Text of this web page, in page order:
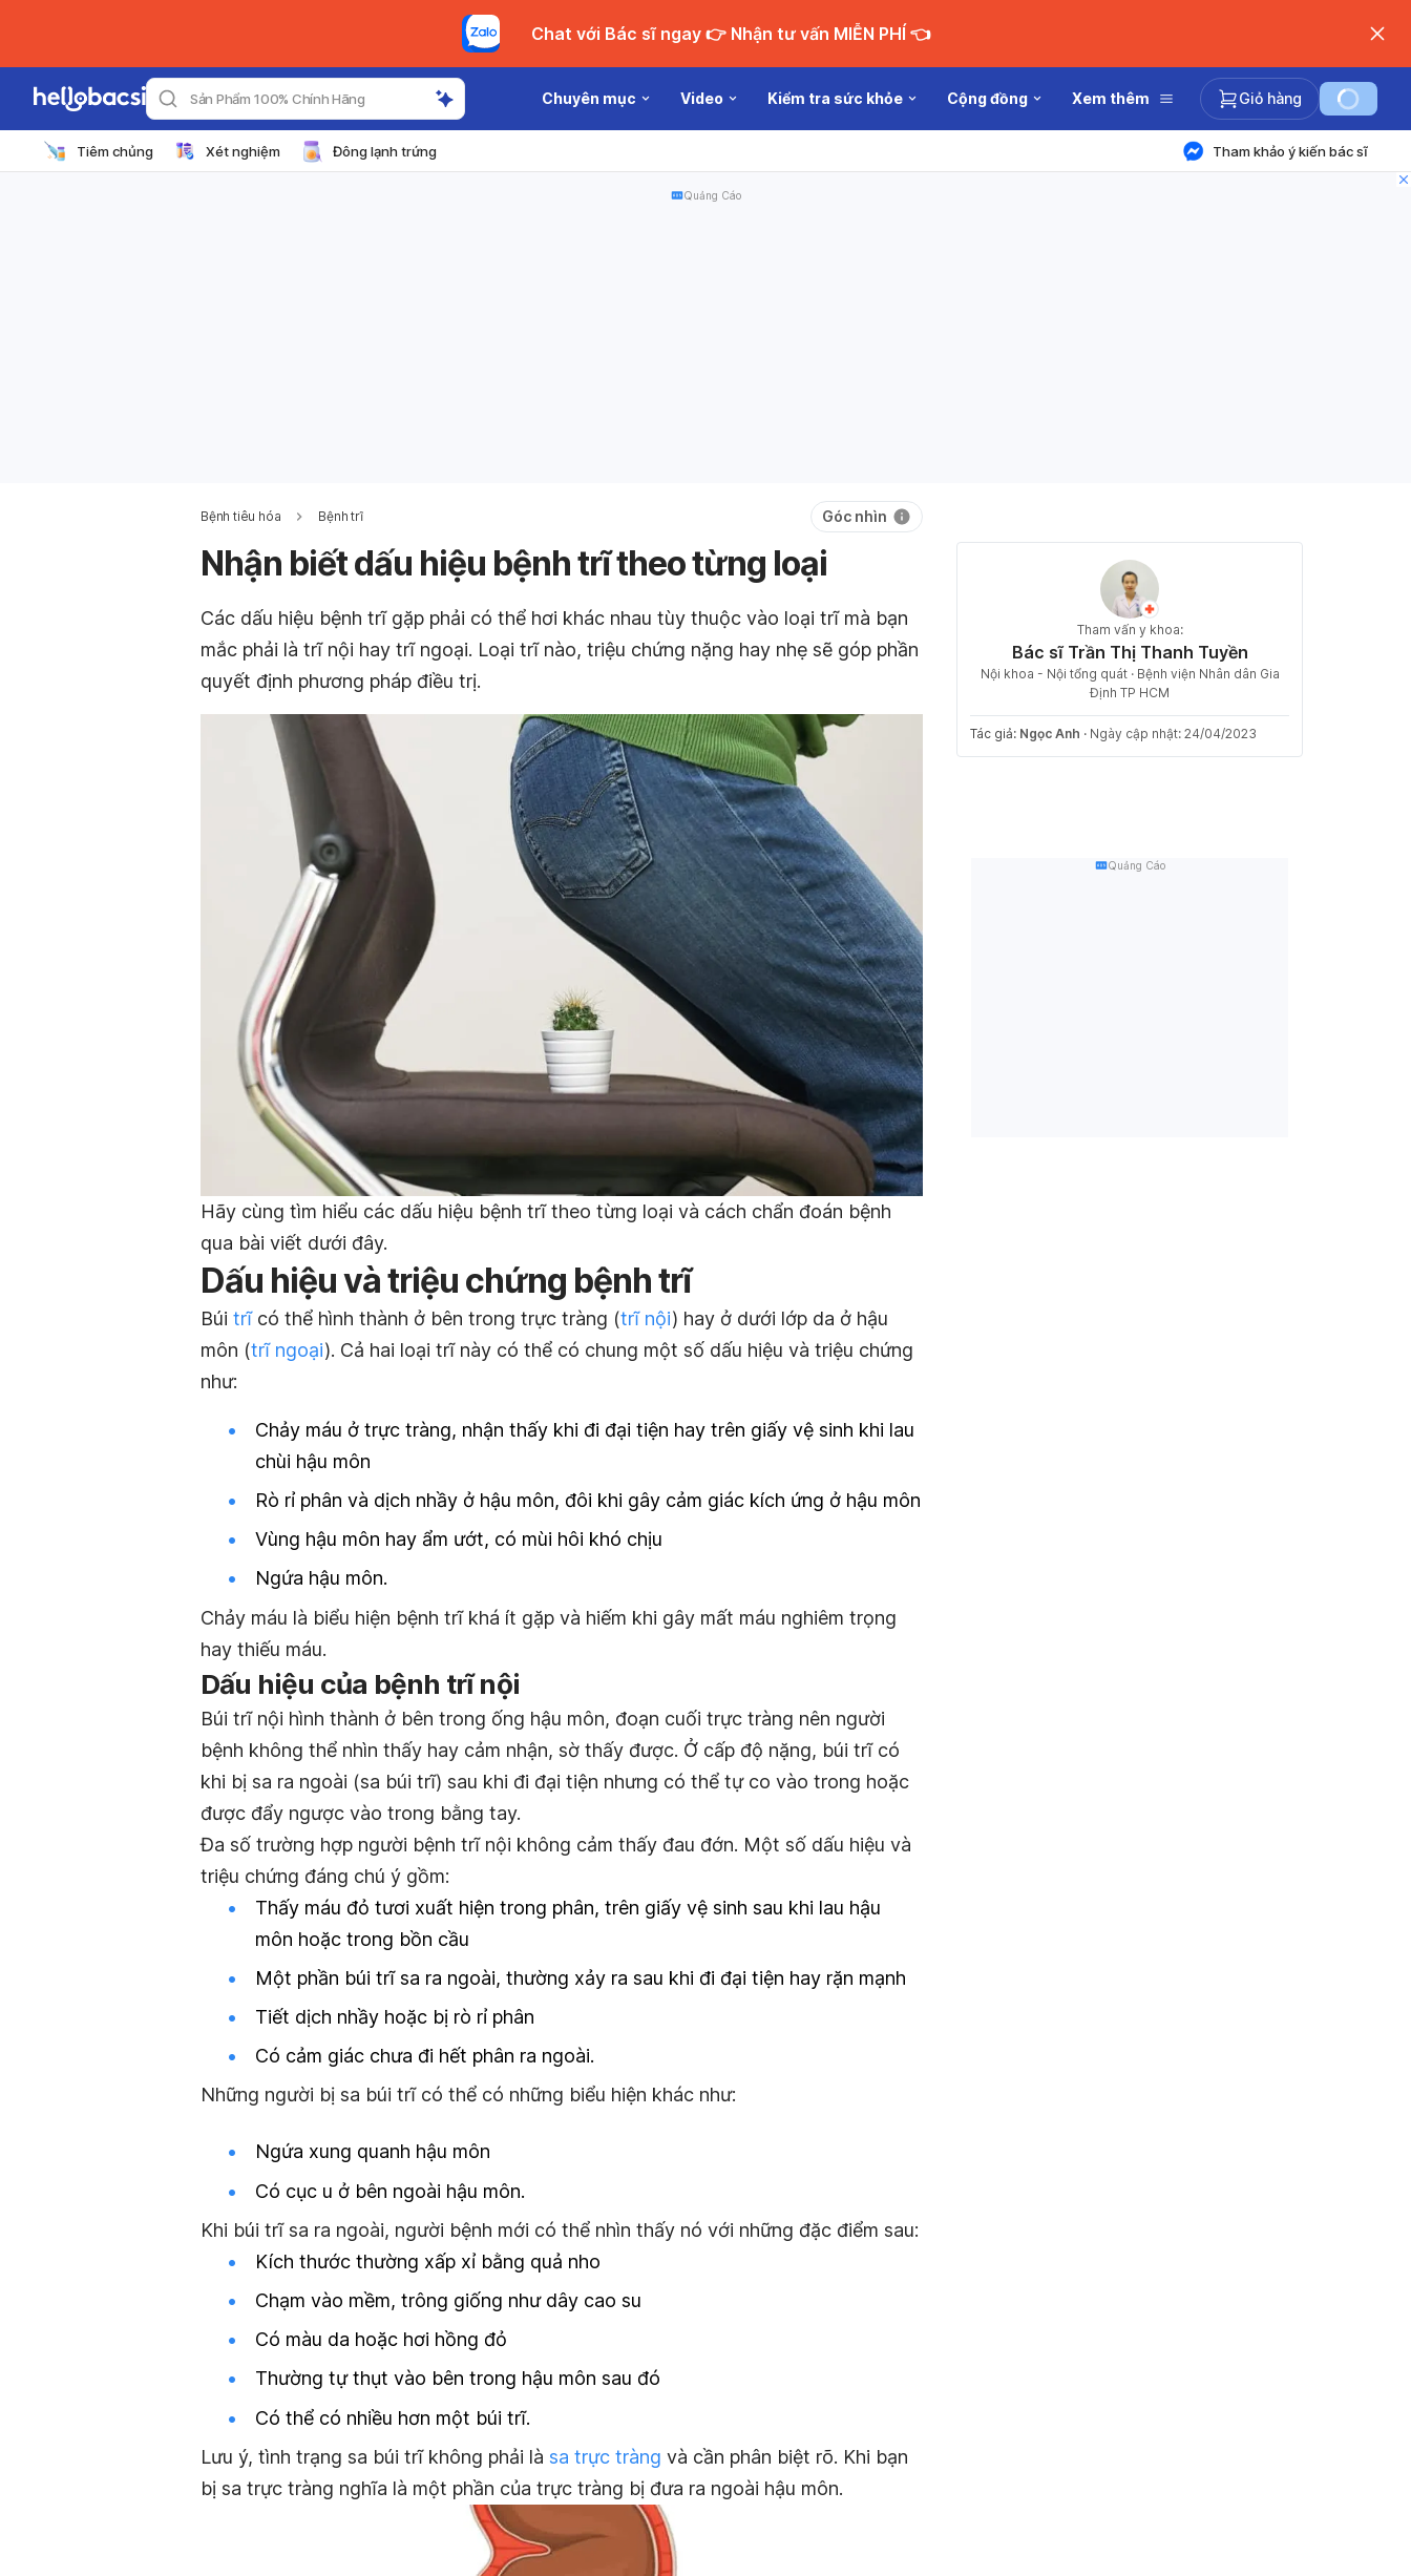
Chat với Bác sĩ ngay 👉 Nhận tư vấn MIỄN PHÍ 👈
Sản Phẩm 100% Chính Hãng Chuyên mục Video Kiểm tra sức khỏe Cộng đồng Xem thêm Giỏ hàng
Tiêm chủng Xét nghiệm Đông lạnh trứng Tham khảo ý kiến bác sĩ
Quảng Cáo
Bệnh tiêu hóa Bệnh trĩ Góc nhìn
Nhận biết dấu hiệu bệnh trĩ theo từng loại
Các dấu hiệu bệnh trĩ gặp phải có thể hơi khác nhau tùy thuộc vào loại trĩ mà bạn
mắc phải là trĩ nội hay trĩ ngoại. Loại trĩ nào, triệu chứng nặng hay nhẹ sẽ góp phần
quyết định phương pháp điều trị.
Hãy cùng tìm hiểu các dấu hiệu bệnh trĩ theo từng loại và cách chẩn đoán bệnh
qua bài viết dưới đây.
Dấu hiệu và triệu chứng bệnh trĩ
Búi trĩcó thể hình thành ở bên trong trực tràng (trĩ nội) hay ở dưới lớp da ở hậu
môn (trĩ ngoại). Cả hai loại trĩ này có thể có chung một số dấu hiệu và triệu chứng
như:
Chảy máu ở trực tràng, nhận thấy khi đi đại tiện hay trên giấy vệ sinh khi lau
chùi hậu môn
Rò rỉ phân và dịch nhầy ở hậu môn, đôi khi gây cảm giác kích ứng ở hậu môn
Vùng hậu môn hay ẩm ướt, có mùi hôi khó chịu
Ngứa hậu môn.
Chảy máu là biểu hiện bệnh trĩ khá ít gặp và hiếm khi gây mất máu nghiêm trọng
hay thiếu máu.
Dấu hiệu của bệnh trĩ nội
Búi trĩ nội hình thành ở bên trong ống hậu môn, đoạn cuối trực tràng nên người
bệnh không thể nhìn thấy hay cảm nhận, sờ thấy được. Ở cấp độ nặng, búi trĩ có
khi bị sa ra ngoài (sa búi trĩ) sau khi đi đại tiện nhưng có thể tự co vào trong hoặc
được đẩy ngược vào trong bằng tay.
Đa số trường hợp người bệnh trĩ nội không cảm thấy đau đớn. Một số dấu hiệu và
triệu chứng đáng chú ý gồm:
Thấy máu đỏ tươi xuất hiện trong phân, trên giấy vệ sinh sau khi lau hậu
môn hoặc trong bồn cầu
Một phần búi trĩ sa ra ngoài, thường xảy ra sau khi đi đại tiện hay rặn mạnh
Tiết dịch nhầy hoặc bị rò rỉ phân
Có cảm giác chưa đi hết phân ra ngoài.
Những người bị sa búi trĩ có thể có những biểu hiện khác như:
Ngứa xung quanh hậu môn
Có cục u ở bên ngoài hậu môn.
Khi búi trĩ sa ra ngoài, người bệnh mới có thể nhìn thấy nó với những đặc điểm sau:
Kích thước thường xấp xỉ bằng quả nho
Chạm vào mềm, trông giống như dây cao su
Có màu da hoặc hơi hồng đỏ
Thường tự thụt vào bên trong hậu môn sau đó
Có thể có nhiều hơn một búi trĩ.
Lưu ý, tình trạng sa búi trĩ không phải là sa trực tràng và cần phân biệt rõ. Khi bạn
bị sa trực tràng nghĩa là một phần của trực tràng bị đưa ra ngoài hậu môn.
Tham vấn y khoa:
Bác sĩ Trần Thị Thanh Tuyền
Nội khoa - Nội tổng quát · Bệnh viện Nhân dân Gia
Định TP HCM
Tác giả: Ngọc Anh · Ngày cập nhật: 24/04/2023
Quảng Cáo